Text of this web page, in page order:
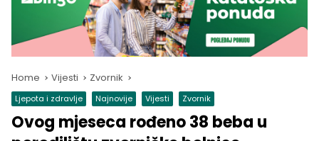
Home Vijesti Zvornik
Ljepota i zdravlje Najnovije Vijesti Zvornik
Ovog mjeseca rođeno 38 beba u